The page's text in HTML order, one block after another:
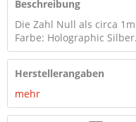
Beschreibung
Die Zahl Null als circa
Farbe: Holographic
Herstellerangaben
mehr